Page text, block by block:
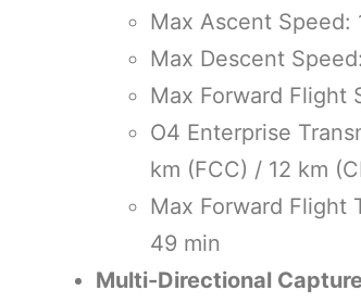
Max Ascent Speed:
Max Descent
Max Forward Flight
O4 Enterprise
km (FCC) / 12 km
Max Forward Flight
49 min
Multi-Directional Capture